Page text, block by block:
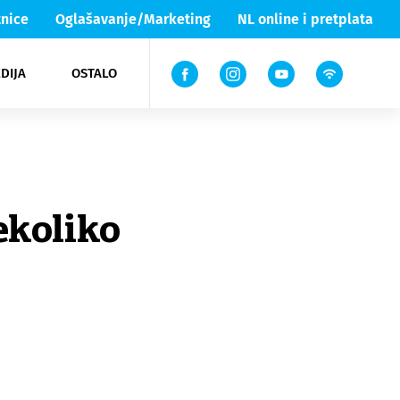
Oglašavanje/Marketing NL online i pretplata
OSTALO
Lika & Senj
TV